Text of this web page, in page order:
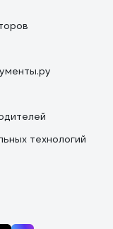
технологий